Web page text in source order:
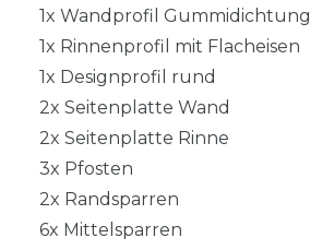
1x Wandprofil Gummidichtung
1x Rinnenprofil mit Flacheisen
1x Designprofil rund
2x Seitenplatte Wand
2x Seitenplatte Rinne
3x Pfosten
2x Randsparren
6x Mittelsparren